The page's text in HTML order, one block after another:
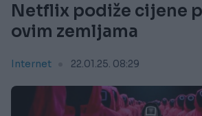
Netflix podiže cijene
ovim zemljama
Internet 22.01.25. 08:29